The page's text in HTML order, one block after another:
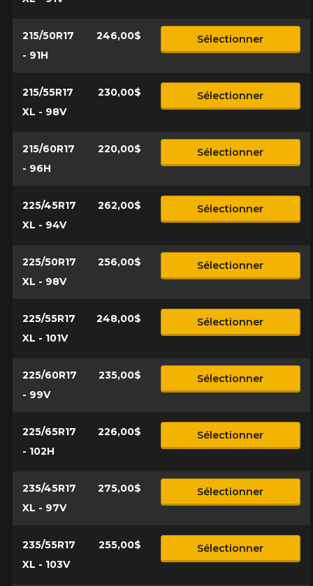
215/50R17
- 91H
246,00$ Sélectionner
215/55R17
XL - 98V
230,00$ Sélectionner
215/60R17
- 96H
220,00$ Sélectionner
225/45R17
XL - 94V
262,00$ Sélectionner
225/50R17
XL - 98V
256,00$ Sélectionner
225/55R17
XL - 101V
248,00$ Sélectionner
225/60R17
- 99V
235,00$ Sélectionner
225/65R17
- 102H
226,00$ Sélectionner
235/45R17
XL - 97V
275,00$ Sélectionner
235/55R17
XL - 103V
255,00$ Sélectionner